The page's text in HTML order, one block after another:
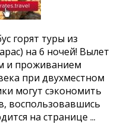
горят туры из
на 6 ночей! Вылет
и проживанием
при двухместном
могут сэкономить
воспользовавшись
на странице ...